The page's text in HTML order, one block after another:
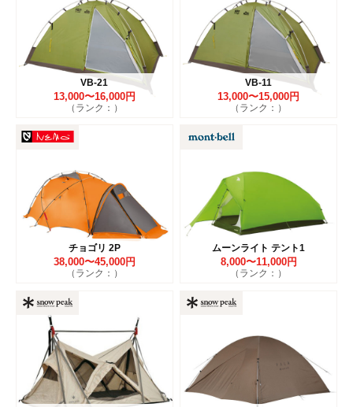
VB-21
13,000〜16,000円
（ランク：）
VB-11
13,000〜15,000円
（ランク：）
チョゴリ 2P
38,000〜45,000円
（ランク：）
ムーンライト テント1
8,000〜11,000円
（ランク：）